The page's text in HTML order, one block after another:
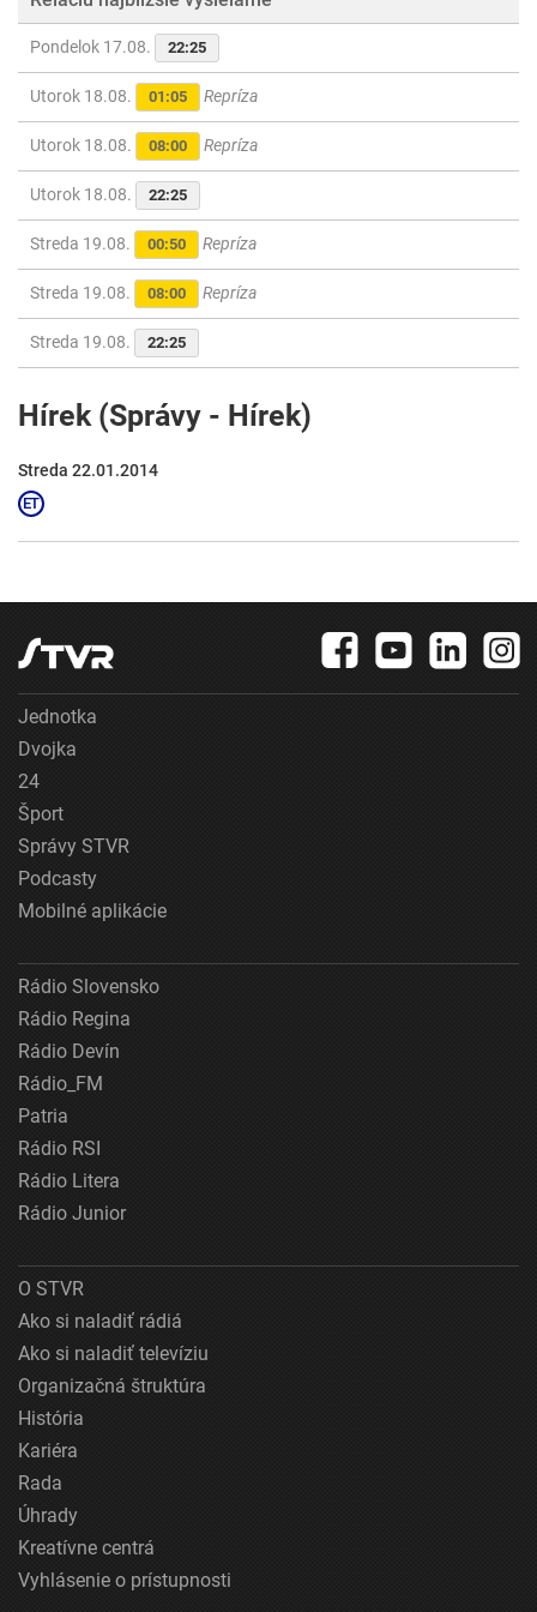
Pondelok 17.08. 22:25
Utorok 18.08. 01:05 Repríza
Utorok 18.08. 08:00 Repríza
Utorok 18.08. 22:25
Streda 19.08. 00:50 Repríza
Streda 19.08. 08:00 Repríza
Streda 19.08. 22:25
Hírek (Správy - Hírek)
Streda 22.01.2014
Jednotka
Dvojka
24
Šport
Správy STVR
Podcasty
Mobilné aplikácie
Rádio Slovensko
Rádio Regina
Rádio Devín
Rádio_FM
Patria
Rádio RSI
Rádio Litera
Rádio Junior
O STVR
Ako si naladiť rádiá
Ako si naladiť televíziu
Organizačná štruktúra
História
Kariéra
Rada
Úhrady
Kreatívne centrá
Vyhlásenie o prístupnosti